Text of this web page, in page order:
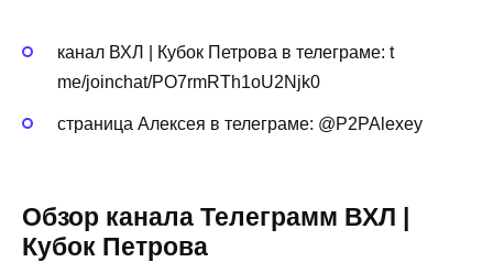
канал ВХЛ | Кубок Петрова в телеграме: t
me/joinchat/PO7rmRTh1oU2Njk0
страница Алексея в телеграме: @P2PAlexey
Обзор канала Телеграмм ВХЛ |
Кубок Петрова